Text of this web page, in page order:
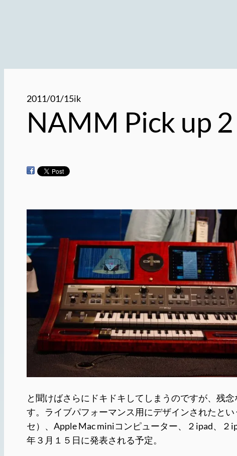
2011/01/15ik
NAMM Pick up
と聞けばさらにドキドキしてしまうのですが、残
す。ライブパフォーマンス用にデザインされたと
セ）、Apple Mac miniコンピューター、２ipad、２
年３月１５日に発表される予定。